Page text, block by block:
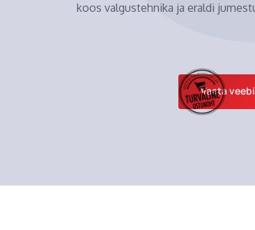
koos valgustehnika ja eraldi
Vaata